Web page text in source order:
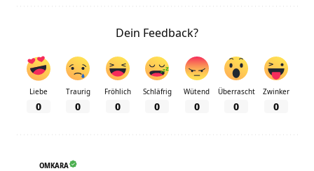
Dein Feedback?
Liebe
0
Traurig
0
Fröhlich
0
Schläfrig
0
Wütend
0
Überrascht
0
Zwinker
0
OMKARA